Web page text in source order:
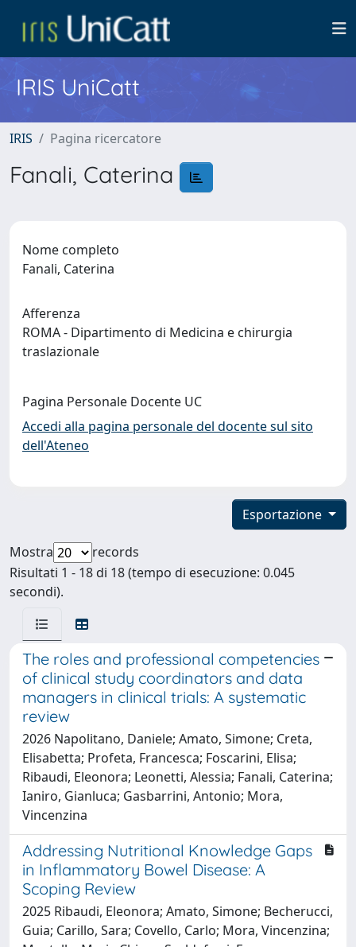
IRIS UniCatt
IRIS Pagina ricercatore
Fanali, Caterina
Nome completo
Fanali, Caterina
Afferenza
ROMA - Dipartimento di Medicina e chirurgia
traslazionale
Pagina Personale Docente UC
Accedi alla pagina personale del docente sul sito
dell'Ateneo
Esportazione
Mostra
records
Risultati 1 - 18 di 18 (tempo di esecuzione: 0.045
secondi).
The roles and professional competencies
of clinical study coordinators and data
managers in clinical trials: A systematic
review
2026 Napolitano, Daniele; Amato, Simone; Creta,
Elisabetta; Profeta, Francesca; Foscarini, Elisa;
Ribaudi, Eleonora; Leonetti, Alessia; Fanali, Caterina;
Ianiro, Gianluca; Gasbarrini, Antonio; Mora,
Vincenzina
Addressing Nutritional Knowledge Gaps
in Inflammatory Bowel Disease: A
Scoping Review
2025 Ribaudi, Eleonora; Amato, Simone; Becherucci,
Guia; Carillo, Sara; Covello, Carlo; Mora, Vincenzina;